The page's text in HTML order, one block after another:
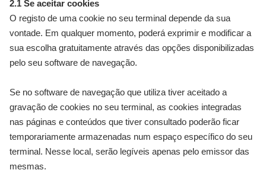
2.1 Se aceitar cookies
O registo de uma cookie no seu terminal depende da sua
vontade. Em qualquer momento, poderá exprimir e modificar a
sua escolha gratuitamente através das opções disponibilizadas
pelo seu software de navegação.
Se no software de navegação que utiliza tiver aceitado a
gravação de cookies no seu terminal, as cookies integradas
nas páginas e conteúdos que tiver consultado poderão ficar
temporariamente armazenadas num espaço específico do seu
terminal. Nesse local, serão legíveis apenas pelo emissor das
mesmas.